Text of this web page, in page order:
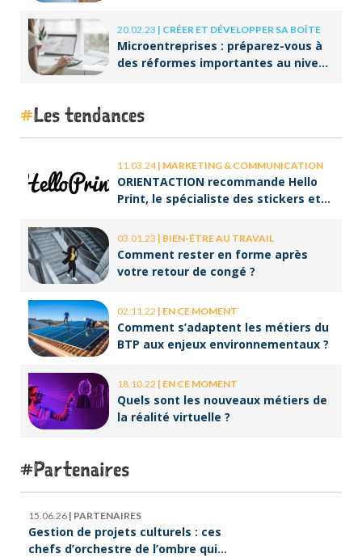
20.02.23 | CRÉER ET DÉVELOPPER SA BOÎTE
Microentreprises : préparez-vous à
des réformes importantes au niveau
Les tendances
11.03.24| MARKETING & COMMUNICATION
ORIENTACTION recommande Hello
Print, le spécialiste des stickers et
03.01.23 | BIEN-ÊTRE AU TRAVAIL
Comment rester en forme après
votre retour de congé ?
02.11.22 | EN CE MOMENT
Comment s’adaptent les métiers du
BTP aux enjeux environnementaux ?
18.10.22 | EN CE MOMENT
Quels sont les nouveaux métiers de
la réalité virtuelle ?
Partenaires
15.06.26 | PARTENAIRES
Gestion de projets culturels : ces
chefs d’orchestre de l’ombre qui